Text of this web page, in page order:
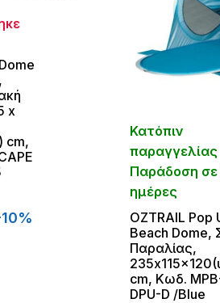
x
cm,
Κατόπιν
παραγγελίας
Παράδοση σε
ημέρες
OZTRAIL Pop
Beach Dome,
Παραλίας,
cm, Κωδ.
DPU-D /Blue